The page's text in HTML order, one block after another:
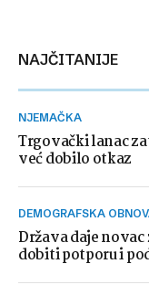
NAJČITANIJE
NJEMAČKA
Trgovački lanac
već dobilo otkaz
DEMOGRAFSKA
Država daje novac
dobiti potporu i